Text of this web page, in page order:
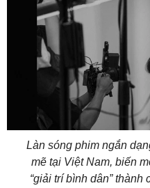
Làn sóng phim ngắn
mẽ tại Việt Nam, biến
“giải trí bình dân”